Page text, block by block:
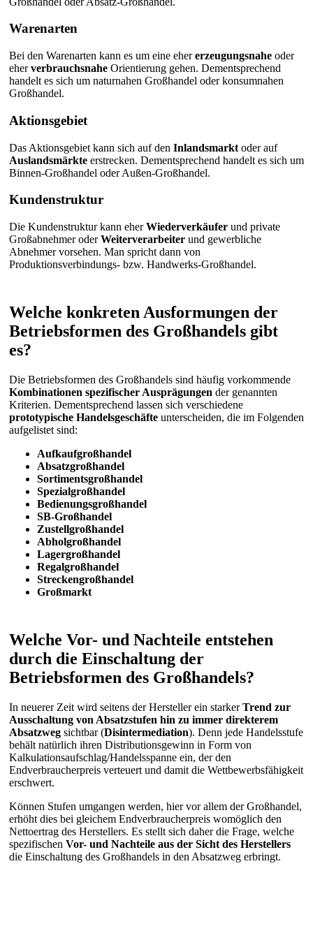
Warenarten
Bei den Warenarten kann es um eine ehererzeugungsnahe oder
eherverbrauchsnahe Orientierung gehen. Dementsprechend
handelt es sich um naturnahen Großhandel oder konsumnahen
Großhandel.
Aktionsgebiet
Das Aktionsgebiet kann sich auf den Inlandsmarkt oder auf
Auslandsmärkte erstrecken. Dementsprechend handelt es sich um
Binnen-Großhandel oder Außen-Großhandel.
Kundenstruktur
Die Kundenstruktur kann eherWiederverkäufer und private
Großabnehmer oderWeiterverarbeiter und gewerbliche
Abnehmer vorsehen. Man spricht dann von
Produktionsverbindungs- bzw. Handwerks-Großhandel.
Welche konkreten Ausformungen der
Betriebsformen des Großhandels gibt
es?
Die Betriebsformen des Großhandels sind häufig vorkommende
Kombinationen spezifischer Ausprägungen der genannten
Kriterien. Dementsprechend lassen sich verschiedene
prototypische Handelsgeschäfte unterscheiden, die im Folgenden
aufgelistet sind:
Aufkaufgroßhandel
Absatzgroßhandel
Sortimentsgroßhandel
Spezialgroßhandel
Bedienungsgroßhandel
SB-Großhandel
Zustellgroßhandel
Abholgroßhandel
Lagergroßhandel
Regalgroßhandel
Streckengroßhandel
Großmarkt
Welche Vor- und Nachteile entstehen
durch die Einschaltung der
Betriebsformen des Großhandels?
In neuerer Zeit wird seitens der Hersteller ein starkerTrend zur
Ausschaltung von Absatzstufen hin zu immer direkterem
Absatzweg sichtbar (Disintermediation). Denn jede Handelsstufe
behält natürlich ihren Distributionsgewinn in Form von
Kalkulationsaufschlag/Handelsspanne ein, der den
Endverbraucherpreis verteuert und damit die Wettbewerbsfähigkeit
erschwert.
Können Stufen umgangen werden, hier vor allem der Großhandel,
erhöht dies bei gleichem Endverbraucherpreis womöglich den
Nettoertrag des Herstellers. Es stellt sich daher die Frage, welche
spezifischen Vor- und Nachteile aus der Sicht des Herstellers
die Einschaltung des Großhandels in den Absatzweg erbringt.